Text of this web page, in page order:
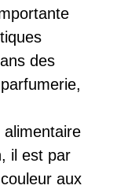
des
alimentaire
il est par
aux